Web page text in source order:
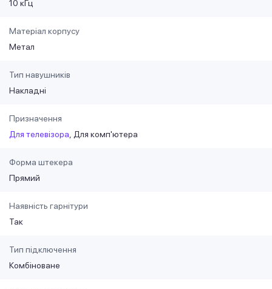
10 кГц
Матеріал корпусу
Метал
Тип навушників
Накладні
Призначення
Для телевізора
Для комп'ютера
Форма штекера
Прямий
Наявність гарнітури
Так
Тип підключення
Комбіноване